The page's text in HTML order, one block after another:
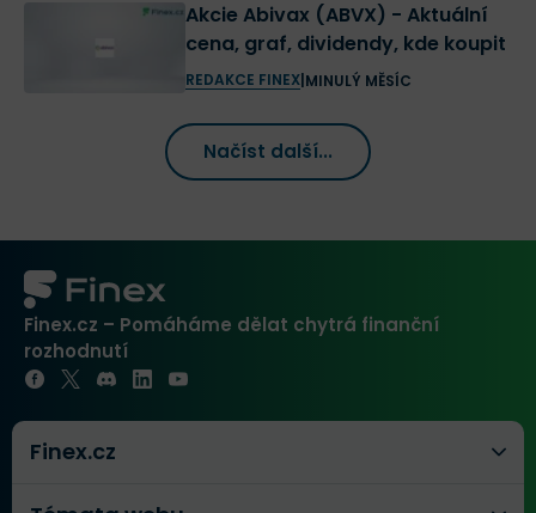
Akcie Abivax (ABVX) - Aktuální
cena, graf, dividendy, kde koupit
REDAKCE FINEX| MINULÝ MĚSÍC
Načíst další...
Finex.cz – Pomáháme dělat chytrá finanční
rozhodnutí
Finex.cz